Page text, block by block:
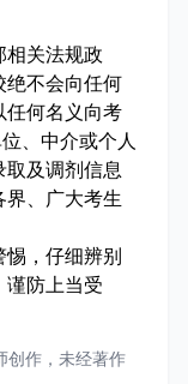
关法规政
绝不会向任何
任何名义向考
、中介或个人
及调剂信息
、广大考生
，仔细辨别
防上当受
创作，未经著作